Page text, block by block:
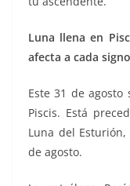
Luna llena en
afecta a cada
Este 31 de
Piscis. Está
Luna del
de agosto.